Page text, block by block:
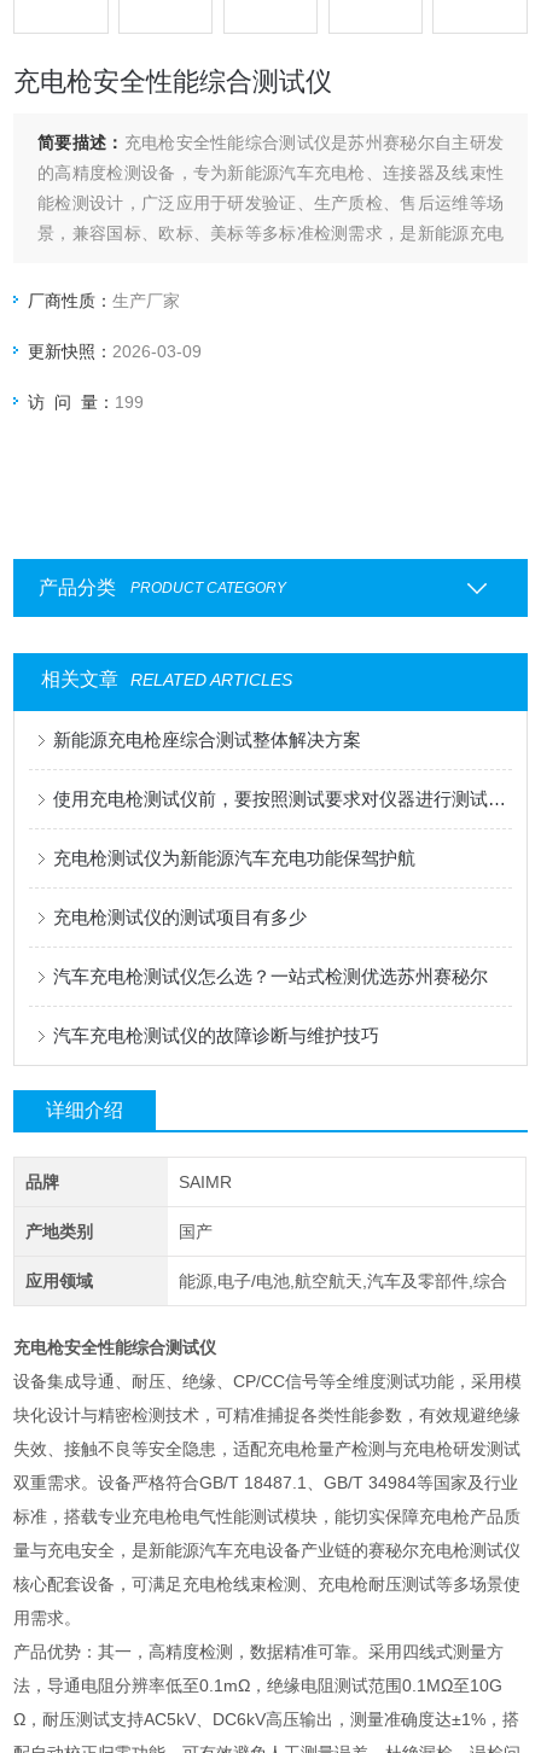
充电枪安全性能综合测试仪
简要描述： 充电枪安全性能综合测试仪是苏州赛秘尔自主研发
的高精度检测设备，专为新能源汽车充电枪、连接器及线束性
能检测设计，广泛应用于研发验证、生产质检、售后运维等场
景，兼容国标、欧标、美标等多标准检测需求，是新能源充电
厂商性质：生产厂家
更新快照： 2026-03-09
访 问 量： 199
产品分类 PRODUCT CATEGORY
相关文章 RELATED ARTICLES
新能源充电枪座综合测试整体解决方案
使用充电枪测试仪前，要按照测试要求对仪器进行测试再执行操作步骤
充电枪测试仪为新能源汽车充电功能保驾护航
充电枪测试仪的测试项目有多少
汽车充电枪测试仪怎么选？一站式检测优选苏州赛秘尔
汽车充电枪测试仪的故障诊断与维护技巧
详细介绍
品牌 SAIMR
产地类别 国产
应用领域 能源,电子/电池,航空航天,汽车及零部件,综合
充电枪安全性能综合测试仪
设备集成导通、耐压、绝缘、CP/CC信号等全维度测试功能，采用模
块化设计与精密检测技术，可精准捕捉各类性能参数，有效规避绝缘
失效、接触不良等安全隐患，适配充电枪量产检测与充电枪研发测试
双重需求。设备严格符合GB/T 18487.1、GB/T 34984等国家及行业
标准，搭载专业充电枪电气性能测试模块，能切实保障充电枪产品质
量与充电安全，是新能源汽车充电设备产业链的赛秘尔充电枪测试仪
核心配套设备，可满足充电枪线束检测、充电枪耐压测试等多场景使
用需求。
产品优势：其一，高精度检测，数据精准可靠。采用四线式测量方
法，导通电阻分辨率低至0.1mΩ，绝缘电阻测试范围0.1MΩ至10G
Ω，耐压测试支持AC5kV、DC6kV高压输出，测量准确度达±1%，搭